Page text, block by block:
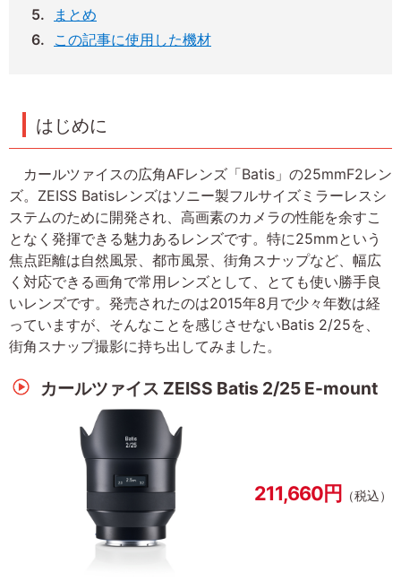
まとめ
この記事に使用した機材
はじめに
カールツァイスの広角AFレンズ「Batis」の25mmF2レン
ズ。ZEISS Batisレンズはソニー製フルサイズミラーレスシ
ステムのために開発され、高画素のカメラの性能を余すこ
となく発揮できる魅力あるレンズです。特に25mmという
焦点距離は自然風景、都市風景、街角スナップなど、幅広
く対応できる画角で常用レンズとして、とても使い勝手良
いレンズです。発売されたのは2015年8月で少々年数は経
っていますが、そんなことを感じさせないBatis 2/25を、
街角スナップ撮影に持ち出してみました。
カールツァイス ZEISS Batis 2/25 E-mount
211,660円 （税込）